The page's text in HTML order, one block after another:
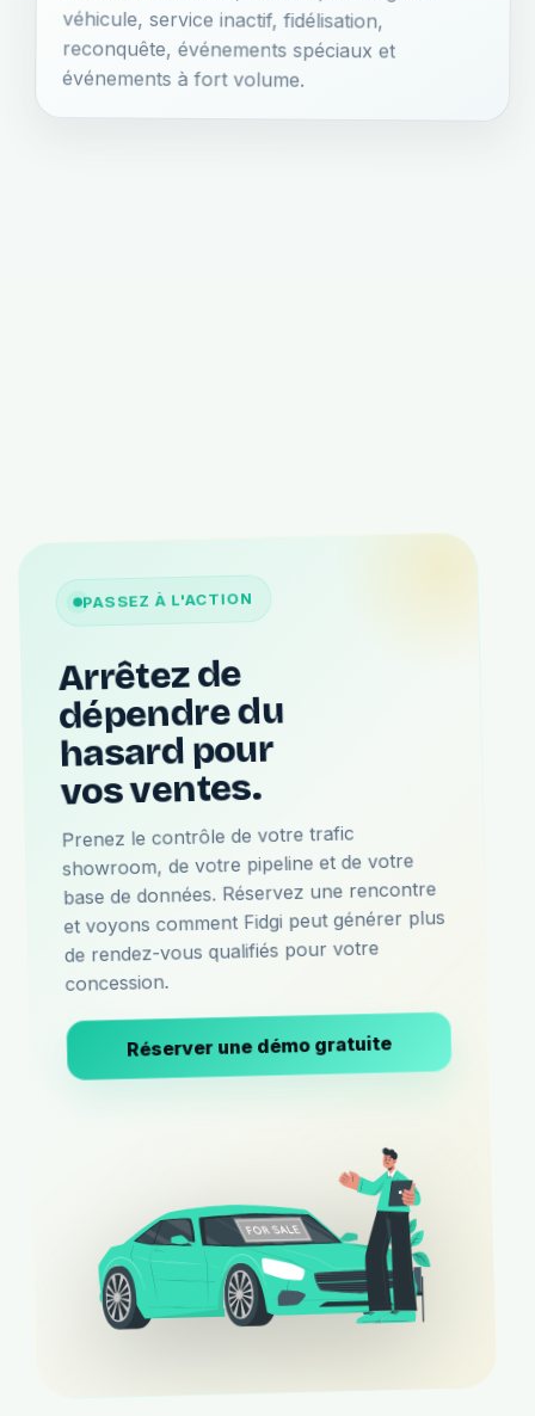
événements à fort volume.
PASSEZ À L'ACTION
Arrêtez de
dépendre du
hasard pour
vos ventes.
Prenez le contrôle de votre trafic
showroom, de votre pipeline et de votre
base de données. Réservez une rencontre
et voyons comment Fidgi peut générer plus
de rendez-vous qualifiés pour votre
concession.
Réserver une démo gratuite